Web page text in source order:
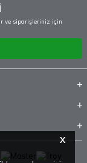
X
ve siparişleriniz için